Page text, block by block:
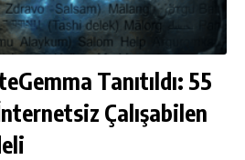
Tanıtıldı: 55
Çalışabilen